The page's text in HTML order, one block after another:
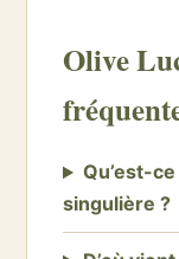
Olive
Qu’est-
singulière ?